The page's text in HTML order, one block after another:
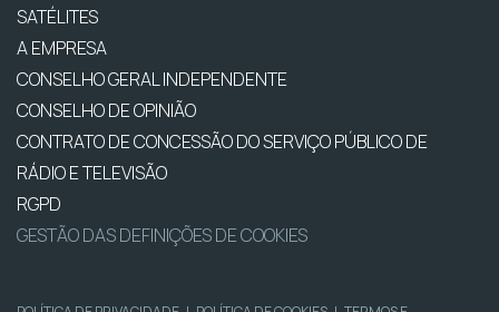
SATÉLITES
A EMPRESA
CONSELHO GERAL INDEPENDENTE
CONSELHO DE OPINIÃO
CONTRATO DE CONCESSÃO DO SERVIÇO PÚBLICO DE
RÁDIO E TELEVISÃO
RGPD
GESTÃO DAS DEFINIÇÕES DE COOKIES